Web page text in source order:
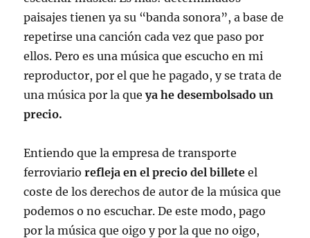
paisajes tienen ya su “banda sonora”, a base de
repetirse una canción cada vez que paso por
ellos. Pero es una música que escucho en mi
reproductor, por el que he pagado, y se trata de
una música por la queya he desembolsado un
precio.
Entiendo que la empresa de transporte
ferroviariorefleja en el precio del billete el
coste de los derechos de autor de la música que
podemos o no escuchar. De este modo, pago
por la música que oigo y por la que no oigo,